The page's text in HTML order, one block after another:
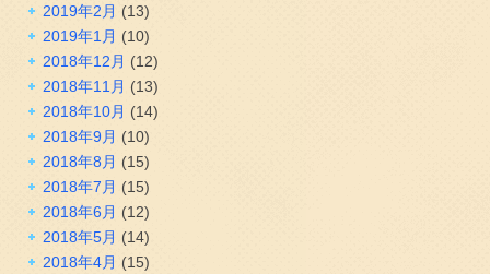
2019年2月 (13)
2019年1月 (10)
2018年12月 (12)
2018年11月 (13)
2018年10月 (14)
2018年9月 (10)
2018年8月 (15)
2018年7月 (15)
2018年6月 (12)
2018年5月 (14)
2018年4月 (15)